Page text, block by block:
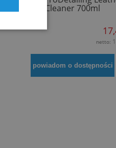
Cleaner 700ml
netto:
powiadom o dostępności